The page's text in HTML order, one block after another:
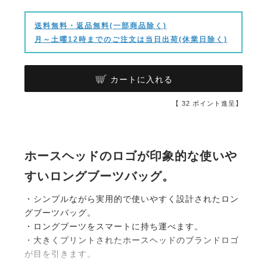
送料無料・返品無料(一部商品除く)
月～土曜12時までのご注文は当日出荷(休業日除く)
カートに入れる
【 32 ポイント進呈】
ホースヘッドのロゴが印象的な使いや
すいロングブーツバッグ。
・シンプルながら実用的で使いやすく設計されたロン
グブーツバッグ。
・ロングブーツをスマートに持ち運べます。
・大きくプリントされたホースヘッドのブランドロゴ
が目を引きます。